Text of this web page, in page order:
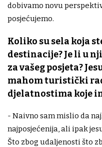
dobivamo novu
posjećujemo.
Koliko su sela koja
destinacije? Je li u
za vašeg posjeta?
mahom turistički
djelatnostima koje
- Naivno sam mislio da
najposjećenija, ali ipak
Što zbog udaljenosti što